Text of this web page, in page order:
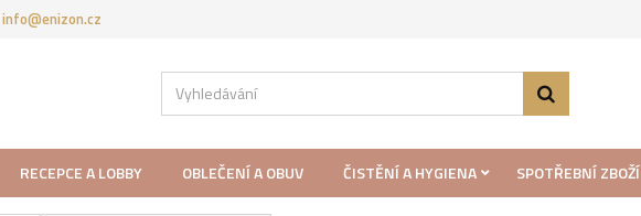
info@enizon.cz
RECEPCE A LOBBY OBLEČENÍ A OBUV ČISTĚNÍ A HYGIENA SPOTŘEBNÍ ZBOŽÍ